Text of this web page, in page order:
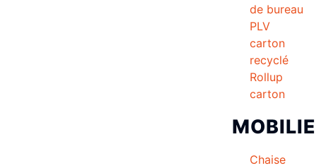
de bureau
PLV
carton
recyclé
Rollup
carton
Chaise